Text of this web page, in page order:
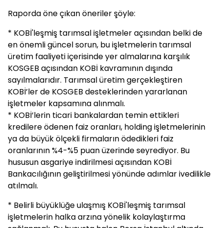
Raporda öne çıkan öneriler şöyle:
* KOBİ'leşmiş tarımsal işletmeler açısından belki de
en önemli güncel sorun, bu işletmelerin tarımsal
üretim faaliyeti içerisinde yer almalarına karşılık
KOSGEB açısından KOBİ kavramının dışında
sayılmalarıdır. Tarımsal üretim gerçekleştiren
KOBİ’ler de KOSGEB desteklerinden yararlanan
işletmeler kapsamına alınmalı.
* KOBİ’lerin ticari bankalardan temin ettikleri
kredilere ödenen faiz oranları, holding işletmelerinin
ya da büyük ölçekli firmaların ödedikleri faiz
oranlarının %4-%5 puan üzerinde seyrediyor. Bu
hususun asgariye indirilmesi açısından KOBİ
Bankacılığının geliştirilmesi yönünde adımlar ivedilikle
atılmalı.
* Belirli büyüklüğe ulaşmış KOBİ'leşmiş tarımsal
işletmelerin halka arzına yönelik kolaylaştırma